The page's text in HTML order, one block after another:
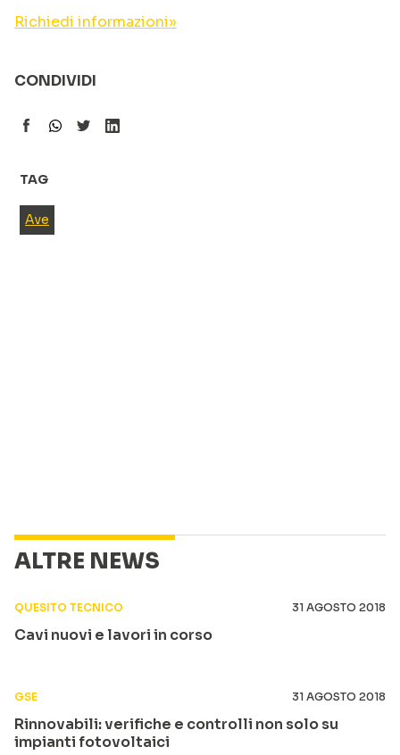
Richiedi informazioni»
CONDIVIDI
TAG
Ave
ALTRE NEWS
QUESITO TECNICO 31 AGOSTO 2018
Cavi nuovi e lavori in corso
GSE 31 AGOSTO 2018
Rinnovabili: verifiche e controlli non solo su
impianti fotovoltaici